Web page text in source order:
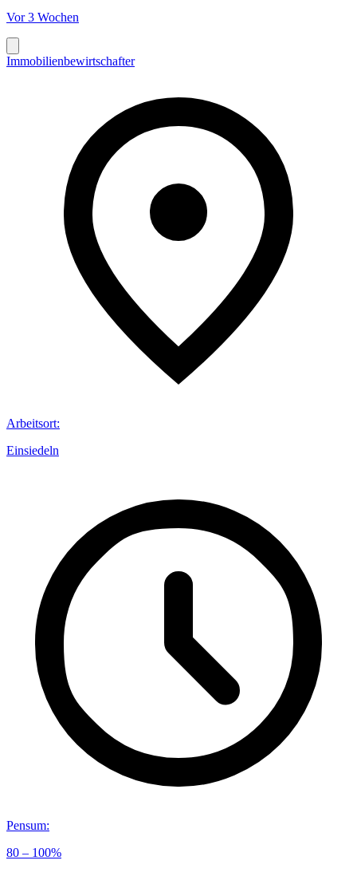
Vor 3 Wochen
Immobilienbewirtschafter
Arbeitsort:
Einsiedeln
Pensum:
80 – 100%